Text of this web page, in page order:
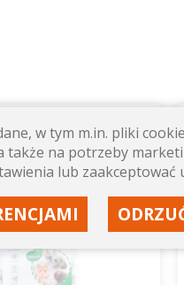
w tym m.in. pliki
na potrzeby
lub zaakceptować